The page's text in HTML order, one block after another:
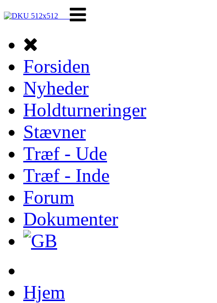
Forsiden
Nyheder
Holdturneringer
Stævner
Træf - Ude
Træf - Inde
Forum
Dokumenter
Hjem